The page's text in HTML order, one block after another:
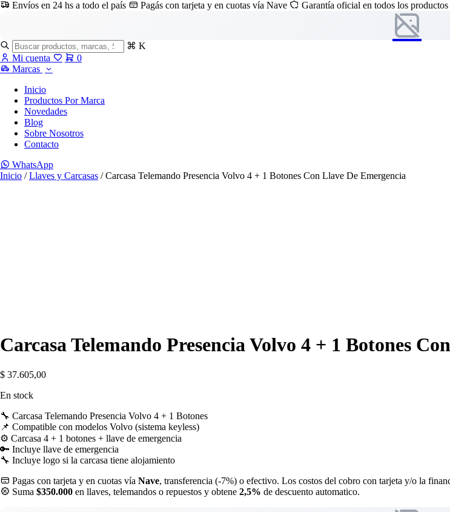
Envíos en 24 hs a todo el país Pagás con tarjeta y en cuotas vía Nave Garantía oficial en todos los productos
⌘ K
Mi cuenta
0
Marcas
Inicio
Productos Por Marca
Novedades
Blog
Sobre Nosotros
Contacto
WhatsApp
Inicio /Llaves y Carcasas / Carcasa Telemando Presencia Volvo 4 + 1 Botones Con Llave De Emergencia
Carcasa Telemando Presencia Volvo 4 + 1 Botones
$ 37.605,00
En stock
🔧 Carcasa Telemando Presencia Volvo 4 + 1 Botones
📌 Compatible con modelos Volvo (sistema keyless)
⚙️ Carcasa 4 + 1 botones + llave de emergencia
🔑 Incluye llave de emergencia
🔧 Incluye logo si la carcasa tiene alojamiento
Pagas con tarjeta y en cuotas vía Nave, transferencia (-7%) o efectivo. Los costos del cobro con tarjeta y/o la
Suma $350.000 en llaves, telemandos o repuestos y obtene 2,5% de descuento automatico.